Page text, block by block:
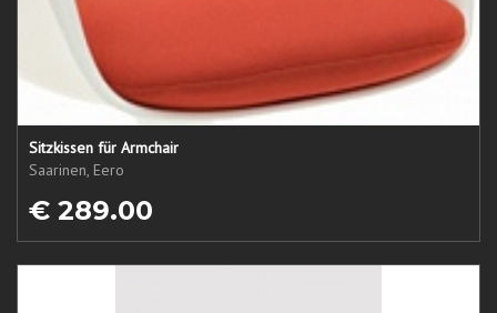
Sitzkissen für Armchair
Saarinen, Eero
€ 289.00